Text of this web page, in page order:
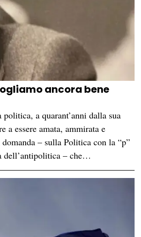
ancora bene
a quarant’anni dalla sua
a essere amata, ammirata e
domanda – sulla Politica con la “p”
dell’antipolitica – che…